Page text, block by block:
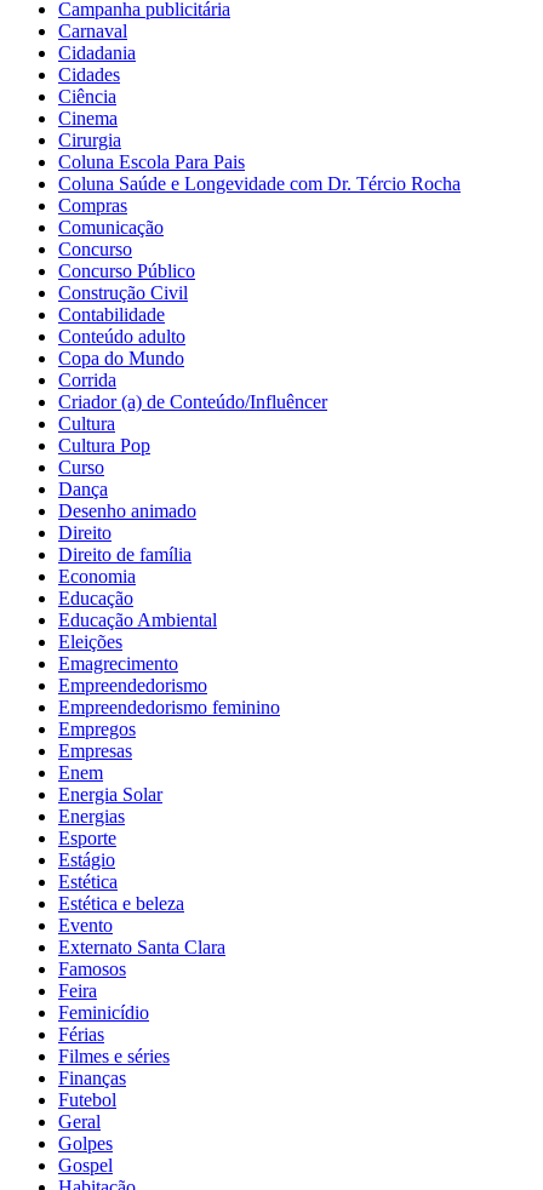
Campanha publicitária
Carnaval
Cidadania
Cidades
Ciência
Cinema
Cirurgia
Coluna Escola Para Pais
Coluna Saúde e Longevidade com Dr. Tércio Rocha
Compras
Comunicação
Concurso
Concurso Público
Construção Civil
Contabilidade
Conteúdo adulto
Copa do Mundo
Corrida
Criador (a) de Conteúdo/Influêncer
Cultura
Cultura Pop
Curso
Dança
Desenho animado
Direito
Direito de família
Economia
Educação
Educação Ambiental
Eleições
Emagrecimento
Empreendedorismo
Empreendedorismo feminino
Empregos
Empresas
Enem
Energia Solar
Energias
Esporte
Estágio
Estética
Estética e beleza
Evento
Externato Santa Clara
Famosos
Feira
Feminicídio
Férias
Filmes e séries
Finanças
Futebol
Geral
Golpes
Gospel